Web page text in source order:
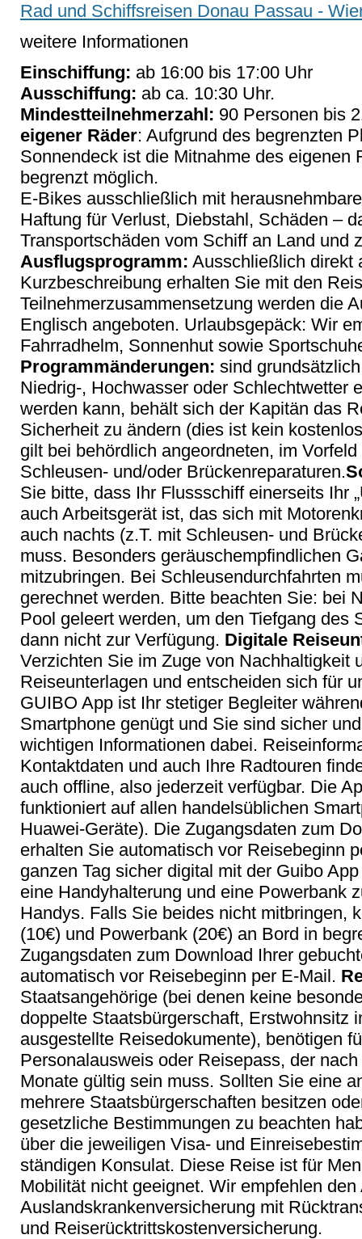
Rad und Schiffsreisen Donau Passau -
weitere Informationen
Einschiffung: ab 16:00 bis 17:00 Uhr
Ausschiffung: ab ca. 10:30 Uhr.
Mindestteilnehmerzahl: 90 Personen bis
eigener Räder: Aufgrund des begrenzten
Sonnendeck ist die Mitnahme des eigenen
begrenzt möglich.
E-Bikes ausschließlich mit
Haftung für Verlust, Diebstahl, Schäden –
Transportschäden vom Schiff an Land und
Ausflugsprogramm: Ausschließlich direkt
Kurzbeschreibung erhalten Sie mit den
Teilnehmerzusammensetzung werden die
Englisch angeboten. Urlaubsgepäck: Wir
Fahrradhelm, Sonnenhut sowie
Programmänderungen: sind
Niedrig-, Hochwasser oder Schlechtwetter
werden kann, behält sich der Kapitän das
Sicherheit zu ändern (dies ist kein
gilt bei behördlich angeordneten, im
Schleusen- und/oder Brückenreparaturen.
Sie bitte, dass Ihr Flussschiff einerseits Ihr
auch Arbeitsgerät ist, das sich mit
auch nachts (z.T. mit Schleusen- und
muss. Besonders geräuschempfindlichen
mitzubringen. Bei Schleusendurchfahrten
gerechnet werden. Bitte beachten Sie: bei
Pool geleert werden, um den Tiefgang des
dann nicht zur Verfügung. Digitale
Verzichten Sie im Zuge von Nachhaltigkeit
Reiseunterlagen und entscheiden sich für
GUIBO App ist Ihr stetiger Begleiter
Smartphone genügt und Sie sind sicher
wichtigen Informationen dabei.
Kontaktdaten und auch Ihre Radtouren
auch offline, also jederzeit verfügbar. Die
funktioniert auf allen handelsüblichen
Huawei-Geräte). Die Zugangsdaten zum
erhalten Sie automatisch vor Reisebeginn
ganzen Tag sicher digital mit der Guibo
eine Handyhalterung und eine Powerbank
Handys. Falls Sie beides nicht mitbringen,
(10€) und Powerbank (20€) an Bord in
Zugangsdaten zum Download Ihrer
automatisch vor Reisebeginn per E-Mail.
Staatsangehörige (bei denen keine
doppelte Staatsbürgerschaft, Erstwohnsitz
ausgestellte Reisedokumente), benötigen
Personalausweis oder Reisepass, der
Monate gültig sein muss. Sollten Sie eine
mehrere Staatsbürgerschaften besitzen
gesetzliche Bestimmungen zu beachten
über die jeweiligen Visa- und
ständigen Konsulat. Diese Reise ist für
Mobilität nicht geeignet. Wir empfehlen
Auslandskrankenversicherung mit
und Reiserücktrittskostenversicherung.